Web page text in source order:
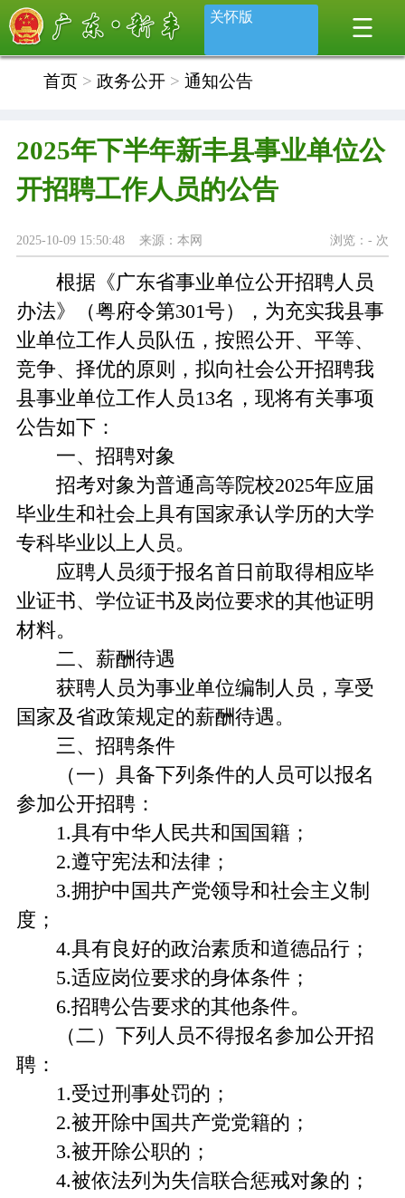
关怀版
首页> 政务公开> 通知公告
2025年下半年新丰县事业单位公
开招聘工作人员的公告
浏览：- 次
2025-10-09 15:50:48 来源：本网
根据《广东省事业单位公开招聘人员
办法》（粤府令第301号），为充实我县事
业单位工作人员队伍，按照公开、平等、
竞争、择优的原则，拟向社会公开招聘我
县事业单位工作人员13名，现将有关事项
公告如下：
一、招聘对象
招考对象为普通高等院校2025年应届
毕业生和社会上具有国家承认学历的大学
专科毕业以上人员。
应聘人员须于报名首日前取得相应毕
业证书、学位证书及岗位要求的其他证明
材料。
二、薪酬待遇
获聘人员为事业单位编制人员，享受
国家及省政策规定的薪酬待遇。
三、招聘条件
（一）具备下列条件的人员可以报名
参加公开招聘：
1.具有中华人民共和国国籍；
2.遵守宪法和法律；
3.拥护中国共产党领导和社会主义制
度；
4.具有良好的政治素质和道德品行；
5.适应岗位要求的身体条件；
6.招聘公告要求的其他条件。
（二）下列人员不得报名参加公开招
聘：
1.受过刑事处罚的；
2.被开除中国共产党党籍的；
3.被开除公职的；
4.被依法列为失信联合惩戒对象的；